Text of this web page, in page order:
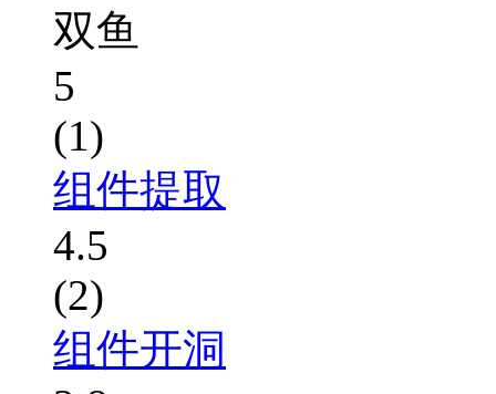
双鱼
5
(1)
组件提取
4.5
(2)
组件开洞